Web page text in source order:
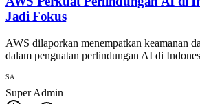
Jadi Fokus
AWS dilaporkan menempatkan keamanan
dalam penguatan perlindungan AI di
SA
Super Admin